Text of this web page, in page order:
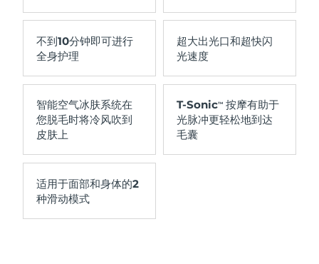
不到10分钟即可进行
全身护理
超大出光口和超快闪
光速度
智能空气冰肤系统在
您脱毛时将冷风吹到
皮肤上
T-SonicTM按摩有助于
光脉冲更轻松地到达
毛囊
适用于面部和身体的2
种滑动模式